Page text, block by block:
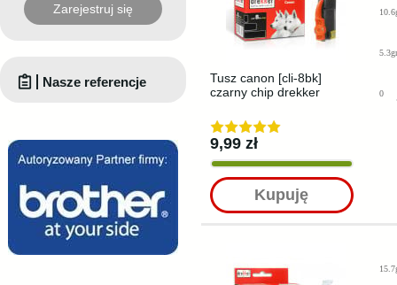
Tusz canon [cli-8bk]
czarny chip drekker
9,99 zł
Kupuję
5.3gr
0
Zarejestruj się
Nasze referencje